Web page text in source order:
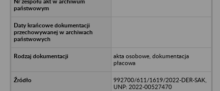
akta osobowe, dokumentacja
płacowa
992700/611/1619/2022-DER-SAK,
UNP: 2022-00527470